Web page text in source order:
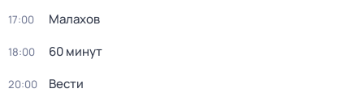
17:00 Малахов
18:00 60 минут
20:00 Вести